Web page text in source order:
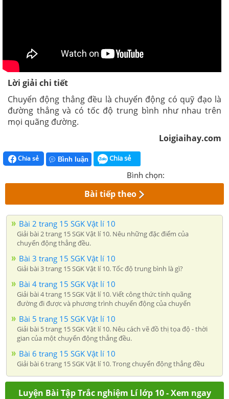
Lời giải chi tiết
Chuyển động thẳng đều là chuyển động có quỹ đạo là
đường thẳng và có tốc độ trung bình như nhau trên
mọi quãng đường.
Loigiaihay.com
Chia sẻ Bình luận Chia sẻ
Bình chọn:
Bài tiếp theo
Bài 2 trang 15 SGK Vật lí 10
Giải bài 2 trang 15 SGK Vật lí 10. Nêu những đặc điểm của
chuyển động thẳng đều.
Bài 3 trang 15 SGK Vật lí 10
Giải bài 3 trang 15 SGK Vật lí 10. Tốc độ trung bình là gì?
Bài 4 trang 15 SGK Vật lí 10
Giải bài 4 trang 15 SGK Vật lí 10. Viết công thức tính quãng
đường đi được và phương trình chuyển động của chuyển
Bài 5 trang 15 SGK Vật lí 10
Giải bài 5 trang 15 SGK Vật lí 10. Nêu cách vẽ đồ thị tọa độ - thời
gian của một chuyển động thẳng đều.
Bài 6 trang 15 SGK Vật lí 10
Giải bài 6 trang 15 SGK Vật lí 10. Trong chuyển động thẳng đều
Luyện Bài Tập Trắc nghiệm Lí lớp 10 - Xem ngay